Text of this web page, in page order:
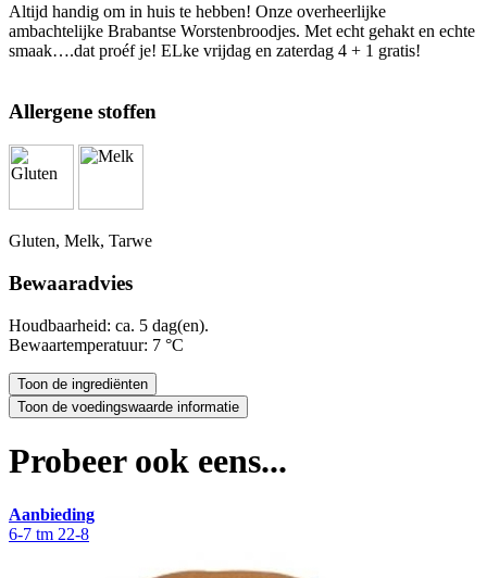
Altijd handig om in huis te hebben! Onze overheerlijke
ambachtelijke Brabantse Worstenbroodjes. Met echt gehakt en echte
smaak….dat proéf je! ELke vrijdag en zaterdag 4 + 1 gratis!
Allergene stoffen
Gluten, Melk, Tarwe
Bewaaradvies
Houdbaarheid: ca. 5 dag(en).
Bewaartemperatuur: 7 °C
Probeer ook eens...
Aanbieding
6-7 tm 22-8